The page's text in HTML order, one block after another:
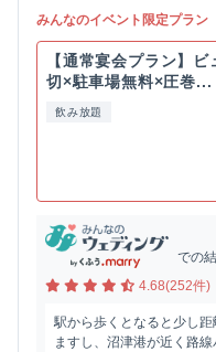
みんなのイベント限定プラン
【通常宴会プラン】
切×駐車場無料×圧巻...
飲み放題
での
4.68(252件)
駅から歩くとなると少し
ますし、沼津港が近く路線